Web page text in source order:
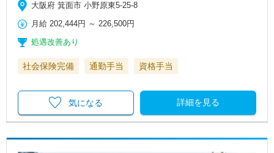
大阪府 箕面市 小野原東5-25-8
月給 202,444円 ～226,500円
処遇改善あり
社会保険完備 通勤手当 資格手当
詳細を見る
気になる